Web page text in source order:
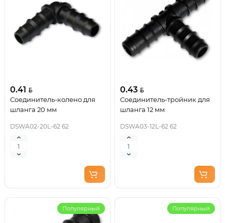
0.41
Соединитель-колено для
шланга 20 мм
DSWA02-20L-62 62
0.43
Соединитель-тройник для
шланга 12 мм
DSWA03-12L-62 62
Популярный Популярный